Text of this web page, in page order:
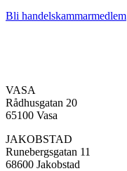
Bli handelskammarmedlem
VASA
Rådhusgatan 20
65100 Vasa
JAKOBSTAD
Runebergsgatan 11
68600 Jakobstad